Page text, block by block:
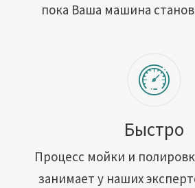
пока Ваша машина
Быстро
Процесс мойки и
занимает у наших